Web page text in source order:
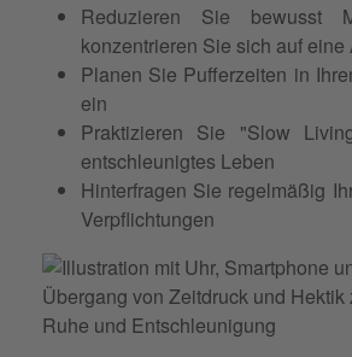
Reduzieren Sie bewusst
konzentrieren Sie sich auf eine
Planen Sie Pufferzeiten in
ein
Praktizieren Sie "Slow
entschleunigtes Leben
Hinterfragen Sie regelmäßig
Verpflichtungen